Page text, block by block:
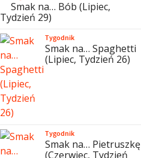
Smak na… Bób (Lipiec,
Tydzień 29)
Tygodnik
Smak na… Spaghetti
(Lipiec, Tydzień 26)
Tygodnik
Smak na… Pietruszkę
(Czerwiec, Tydzień